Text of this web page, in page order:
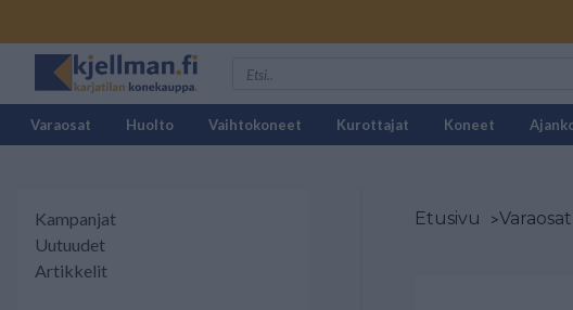
Varaosat Huolto Vaihtokoneet Kurottajat Koneet
Kampanjat
Uutuudet
Artikkelit
Etusivu >Varaosat